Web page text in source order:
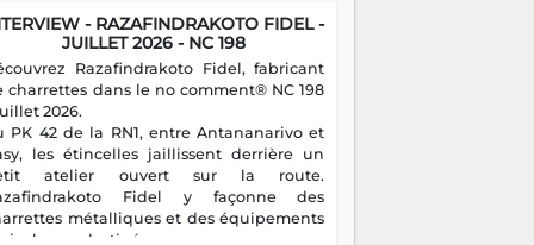
- RAZAFINDRAKOTO FIDEL -
JUILLET 2026 - NC 198
Razafindrakoto Fidel, fabricant
charrettes dans le no comment® NC 198
2026.
PK 42 de la RN1, entre Antananarivo et
les étincelles jaillissent derrière un
atelier ouvert sur la route.
Fidel y façonne des
métalliques et des équipements
destinés aux campagnes